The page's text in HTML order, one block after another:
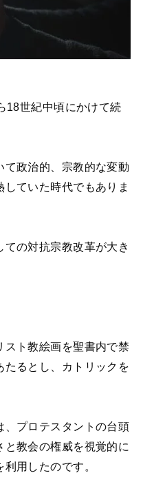
18世紀中頃にかけて続
て政治的、宗教的な変動
ていた時代でもありま
の対抗宗教改革が大き
スト教絵画を聖書内で禁
たるとし、カトリックを
、プロテスタントの台頭
教会の権威を視覚的に
用したのです。